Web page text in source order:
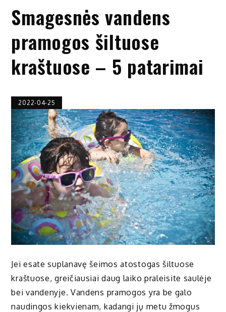
Smagesnės vandens
pramogos šiltuose
kraštuose – 5 patarimai
2022-04-25
Jei esate suplanavę šeimos atostogas šiltuose
kraštuose, greičiausiai daug laiko praleisite saulėje
bei vandenyje. Vandens pramogos yra be galo
naudingos kiekvienam, kadangi jų metu žmogus